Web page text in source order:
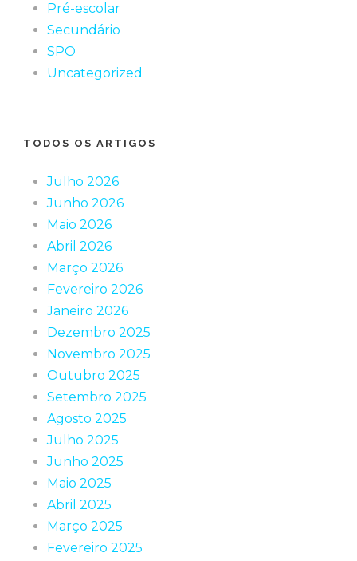
Pré-escolar
Secundário
SPO
Uncategorized
TODOS OS ARTIGOS
Julho 2026
Junho 2026
Maio 2026
Abril 2026
Março 2026
Fevereiro 2026
Janeiro 2026
Dezembro 2025
Novembro 2025
Outubro 2025
Setembro 2025
Agosto 2025
Julho 2025
Junho 2025
Maio 2025
Abril 2025
Março 2025
Fevereiro 2025